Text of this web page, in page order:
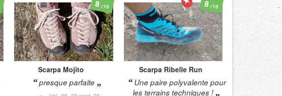
Scarpa Mojito
presque parfaite
8/10
Scarpa Ribelle Run
Une paire polyvalente pour
les terrains techniques !
8/10